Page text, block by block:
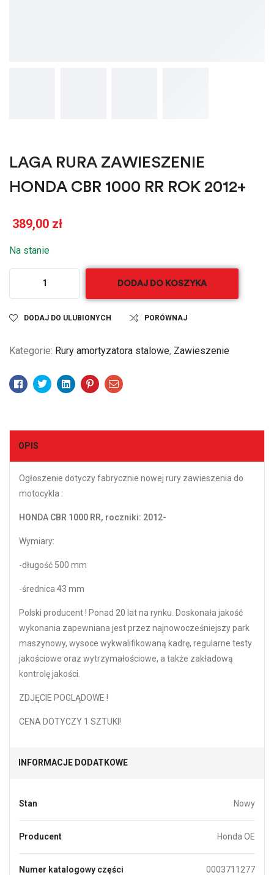
LAGA RURA ZAWIESZENIE
HONDA CBR 1000 RR ROK 2012+
389,00 zł
Na stanie
DODAJ DO KOSZYKA
DODAJ DO ULUBIONYCH PORÓWNAJ
Kategorie: Rury amortyzatora stalowe, Zawieszenie
Facebook
TwitterLinkedinPinterestEmail
OPIS
Ogłoszenie dotyczy fabrycznie nowej rury zawieszenia do
motocykla :
HONDA CBR 1000 RR, roczniki: 2012-
Wymiary:
-długość 500 mm
-średnica 43 mm
Polski producent ! Ponad 20 lat na rynku. Doskonała jakość
wykonania zapewniana jest przez najnowocześniejszy park
maszynowy, wysoce wykwalifikowaną kadrę, regularne testy
jakościowe oraz wytrzymałościowe, a także zakładową
kontrolę jakości.
ZDJĘCIE POGLĄDOWE !
CENA DOTYCZY 1 SZTUKI!
INFORMACJE DODATKOWE
Stan Nowy
Producent Honda OE
Numer katalogowy części 0003711277